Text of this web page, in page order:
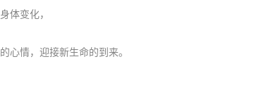
体变化，
心情，迎接新生命的到来。